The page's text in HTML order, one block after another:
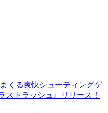
くる爽快シューティングゲ
ストラッシュ』リリース！